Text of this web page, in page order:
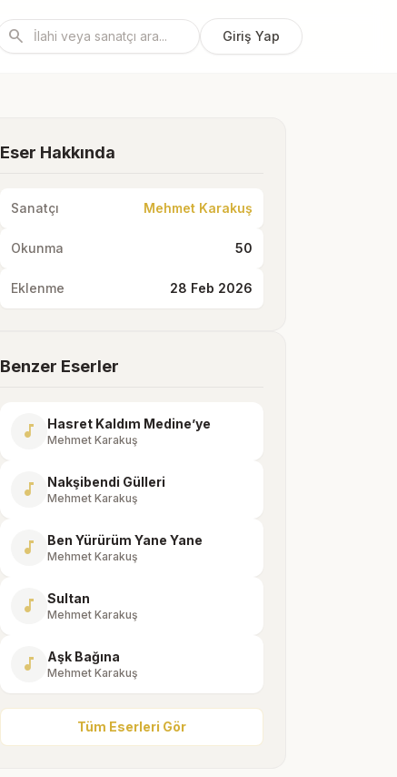
search Giriş Yap
Eser Hakkında
Sanatçı Mehmet Karakuş
Okunma 50
Eklenme 28 Feb 2026
Benzer Eserler
music_note Hasret Kaldım Medine’ye
Mehmet Karakuş
music_note Nakşibendi Gülleri
Mehmet Karakuş
music_note Ben Yürürüm Yane Yane
Mehmet Karakuş
music_note Sultan
Mehmet Karakuş
music_note Aşk Bağına
Mehmet Karakuş
Tüm Eserleri Gör